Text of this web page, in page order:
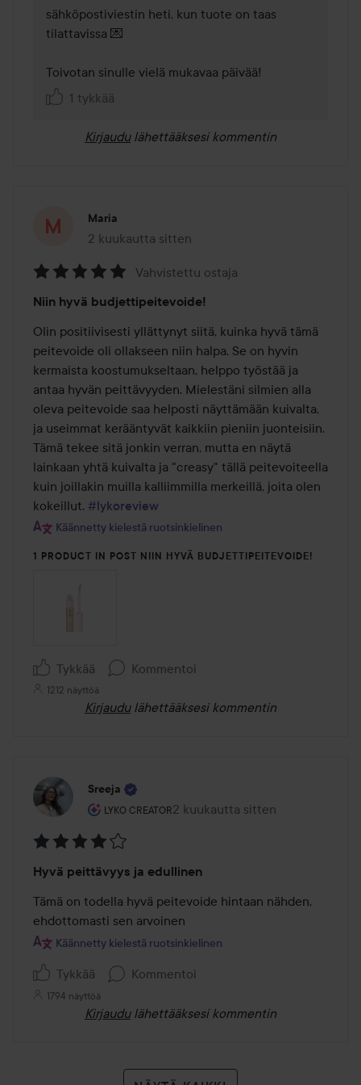
sähköpostiviestin heti, kun tuote on taas
tilattavissa 💌
Toivotan sinulle vielä mukavaa päivää!
1 tykkää
Kirjaudu lähettääksesi kommentin
Maria
2 kuukautta sitten
Viesti luotiin 2 kuukautta sitten
5
/
5
Vahvistettu ostaja
Niin hyvä budjettipeitevoide!
Olin positiivisesti yllättynyt siitä, kuinka hyvä tämä
peitevoide oli ollakseen niin halpa. Se on hyvin
kermaista koostumukseltaan, helppo työstää ja
antaa hyvän peittävyyden. Mielestäni silmien alla
oleva peitevoide saa helposti näyttämään kuivalta,
ja useimmat kerääntyvät kaikkiin pieniin juonteisiin.
Tämä tekee sitä jonkin verran, mutta en näytä
lainkaan yhtä kuivalta ja "creasy" tällä peitevoiteella
kuin joillakin muilla kalliimmilla merkeillä, joita olen
kokeillut. #lykoreview
Käännetty kielestä ruotsinkielinen
1 PRODUCT IN POST NIIN HYVÄ BUDJETTIPEITEVOIDE!
Tykkää Kommentoi
1212 näyttöä
Kirjaudu lähettääksesi kommentin
Sreeja
LYKO CREATOR
Käyttäjän rooli: Lyko Creator.
2 kuukautta sitten
Viesti luotiin 2 kuukautta sitten
4
/
5
Hyvä peittävyys ja edullinen
Tämä on todella hyvä peitevoide hintaan nähden,
ehdottomasti sen arvoinen
Käännetty kielestä ruotsinkielinen
Tykkää Kommentoi
1794 näyttöä
Kirjaudu lähettääksesi kommentin